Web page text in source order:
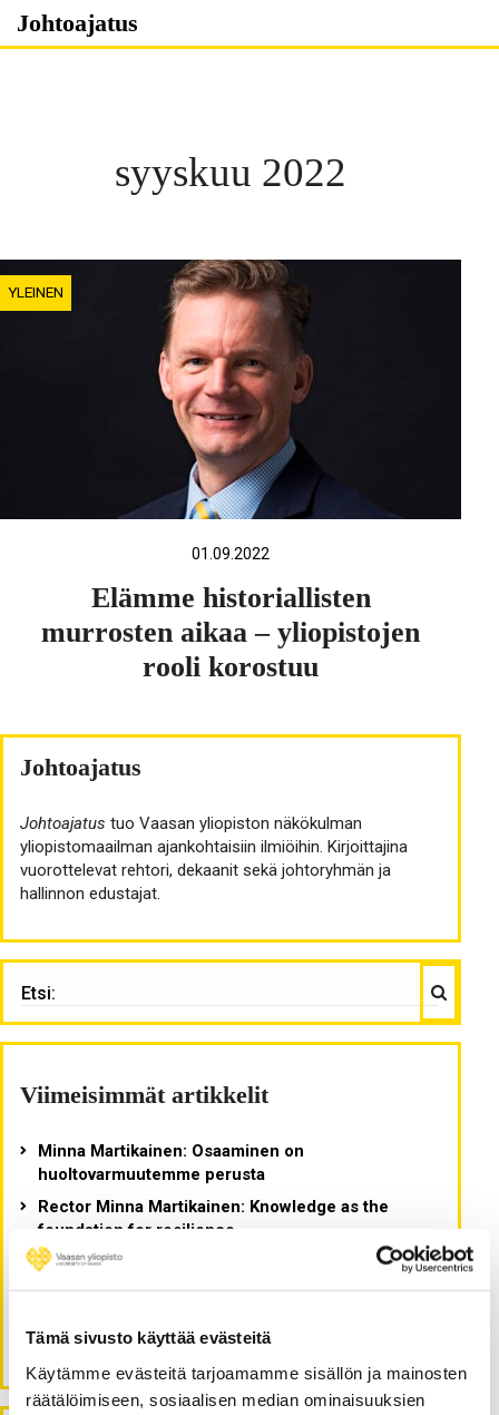
Tämä sivusto käyttää evästeitä
Käytämme evästeitä tarjoamamme sisällön ja mainosten
räätälöimiseen, sosiaalisen median ominaisuuksien
Skip
Johtoajatus
syyskuu 2022
YLEINEN
01.09.2022
Elämme historiallisten
murrosten aikaa – yliopistojen
rooli korostuu
Johtoajatus
Johtoajatus tuo Vaasan yliopiston näkökulman
yliopistomaailman ajankohtaisiin ilmiöihin. Kirjoittajina
vuorottelevat rehtori, dekaanit sekä johtoryhmän ja
hallinnon edustajat.
Haku
Viimeisimmät artikkelit
Minna Martikainen: Osaaminen on
huoltovarmuutemme perusta
Rector Minna Martikainen: Knowledge as the
foundation for resilience
Vaasan yliopiston ja ammattikorkeakoulun yhteinen
Kuuluuhan opiskelijoiden ääni?